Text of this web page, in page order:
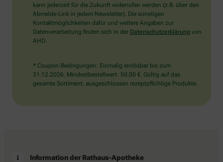
LKW.
kann jederzeit für die Zukunft widerrufen werden (z.B. über den
Abmelde-Link in jedem Newsletter). Die sonstigen
Kontaktmöglichkeiten dafür und weitere Angaben zur
Datenverarbeitung finden sich in der Datenschutzerklärung von
AHD.
* Coupon-Bedingungen: Einmalig einlösbar bis zum
31.12.2026. Mindestbestellwert: 50,00 €. Gültig auf das
gesamte Sortiment, ausgeschlossen rezeptpflichtige Produkte.
Information der Rathaus-Apotheke